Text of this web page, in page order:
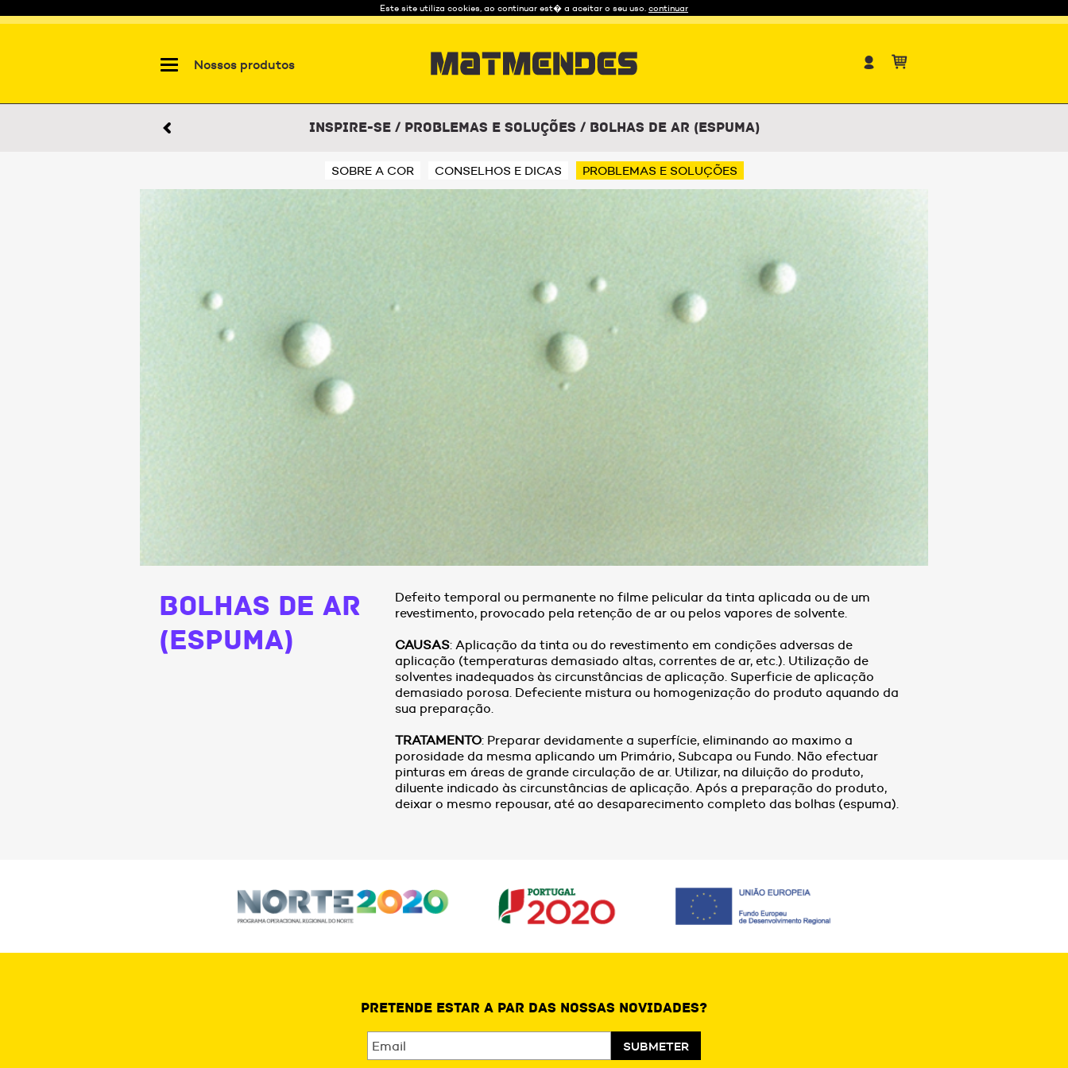
Este site utiliza cookies, ao continuar est� a aceitar o seu uso. continuar
Nossos produtos
Inspire-se/ Problemas e Soluções / Bolhas de Ar (espuma)
SOBRE A COR CONSELHOS E DICAS PROBLEMAS E SOLUÇÕES
Bolhas de Ar
(espuma)
Defeito temporal ou permanente no filme pelicular da tinta aplicada ou de um
revestimento, provocado pela retenção de ar ou pelos vapores de solvente.
CAUSAS: Aplicação da tinta ou do revestimento em condições adversas de
aplicação (temperaturas demasiado altas, correntes de ar, etc.). Utilização de
solventes inadequados às circunstâncias de aplicação. Superficie de aplicação
demasiado porosa. Defeciente mistura ou homogenização do produto aquando da
sua preparação.
TRATAMENTO: Preparar devidamente a superfície, eliminando ao maximo a
porosidade da mesma aplicando um Primário, Subcapa ou Fundo. Não efectuar
pinturas em áreas de grande circulação de ar. Utilizar, na diluição do produto,
diluente indicado às circunstâncias de aplicação. Após a preparação do produto,
deixar o mesmo repousar, até ao desaparecimento completo das bolhas (espuma).
PRETENDE ESTAR A PAR DAS NOSSAS NOVIDADES?
SUBMETER